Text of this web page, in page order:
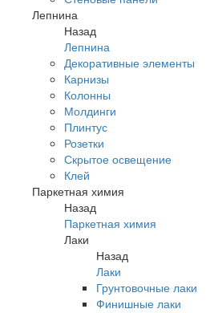
Лепнина
Назад
Лепнина
Декоративные элементы
Карнизы
Колонны
Молдинги
Плинтус
Розетки
Скрытое освещение
Клей
Паркетная химия
Назад
Паркетная химия
Лаки
Назад
Лаки
Грунтовочные лаки
Финишные лаки